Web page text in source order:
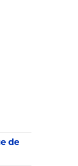
de